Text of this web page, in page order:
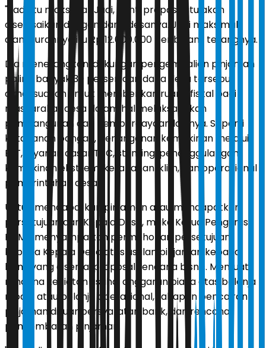
"Jadi, itu maksimal. Jadi, nanti proposal itu akan
diselesaikan dengan dana desanya. Jadi maksimal
diangsurannya itu Rp 12.000.000 per bulan," terangnya.
Dia menerangkan, dukungan pengembalian pinjaman
paling banyak 30 persen dari dana desa tersebut
dimaksudkan untuk memberikan ruang fiskal bagi
masyarakat desa dalam hal melaksanakan
pembangunan dan pemberdayaan lainnya. Seperti
ketahanan pangan, penanganan kemiskinan melalui
BLT, layanan dasar TBC, stunting, penanggulangan
kemiskinan ekstrem, ketahanan iklim, dan operasional
pemerintahan desa.
Untuk mendapatkan pinjaman atau mendapatkan
persetujuan dari Kepala Desa, maka Ketua Pengurus
KDMP menyampaikan permohonan persetujuan
kepada Kepala Desa atas usulan pinjaman kepada
bank yang disertai proposal rencana bisnis. Memuat,
rencana kegiatan usaha, anggaran biaya atas belanja
modal atau belanja operasional, tahapan pencairan
pinjaman di luar persyaratan bank, dan rencana
pengembalian pinjaman.